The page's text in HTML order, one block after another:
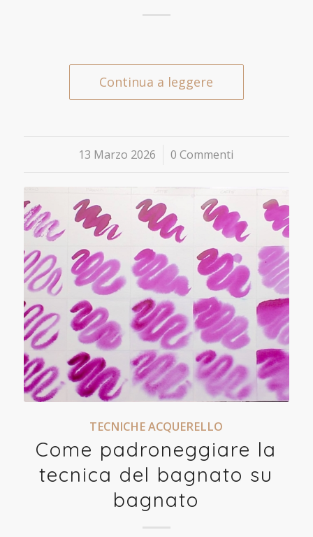
Continua a leggere
13 Marzo 2026
/ 0 Commenti
TECNICHE ACQUERELLO
Come padroneggiare la
tecnica del bagnato su
bagnato